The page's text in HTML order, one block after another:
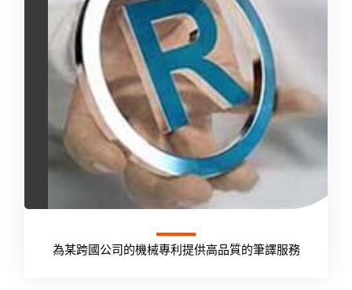
為某跨國公司的機械專利提供高品質的筆譯服務